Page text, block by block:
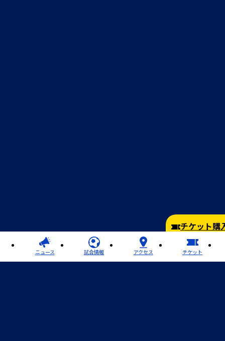
チケット購
ニュース 試合情報 アクセス チケット